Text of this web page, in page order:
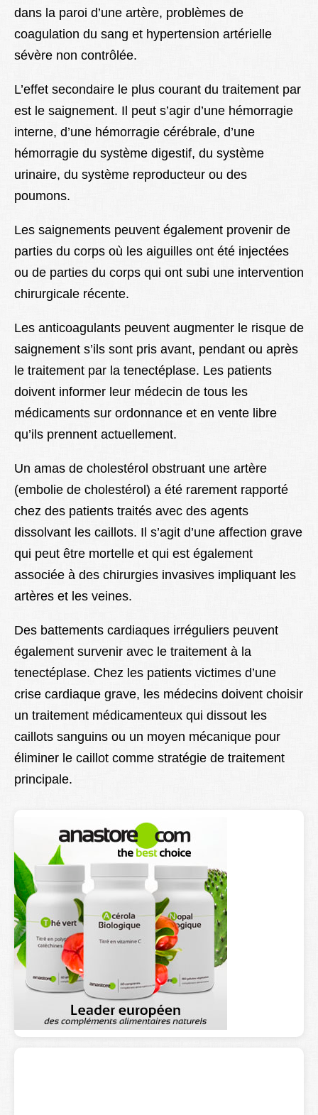
dans la paroi d’une artère, problèmes de
coagulation du sang et hypertension artérielle
sévère non contrôlée.
L’effet secondaire le plus courant du traitement par
est le saignement. Il peut s’agir d’une hémorragie
interne, d’une hémorragie cérébrale, d’une
hémorragie du système digestif, du système
urinaire, du système reproducteur ou des
poumons.
Les saignements peuvent également provenir de
parties du corps où les aiguilles ont été injectées
ou de parties du corps qui ont subi une intervention
chirurgicale récente.
Les anticoagulants peuvent augmenter le risque de
saignement s’ils sont pris avant, pendant ou après
le traitement par la tenectéplase. Les patients
doivent informer leur médecin de tous les
médicaments sur ordonnance et en vente libre
qu’ils prennent actuellement.
Un amas de cholestérol obstruant une artère
(embolie de cholestérol) a été rarement rapporté
chez des patients traités avec des agents
dissolvant les caillots. Il s’agit d’une affection grave
qui peut être mortelle et qui est également
associée à des chirurgies invasives impliquant les
artères et les veines.
Des battements cardiaques irréguliers peuvent
également survenir avec le traitement à la
tenectéplase. Chez les patients victimes d’une
crise cardiaque grave, les médecins doivent choisir
un traitement médicamenteux qui dissout les
caillots sanguins ou un moyen mécanique pour
éliminer le caillot comme stratégie de traitement
principale.